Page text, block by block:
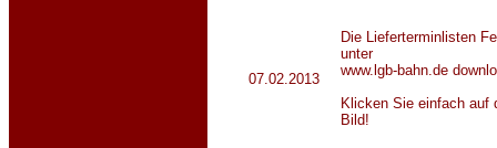
07.02.2013
Die Lieferterminlisten
unter
www.lgb-bahn.de
Klicken Sie einfach auf